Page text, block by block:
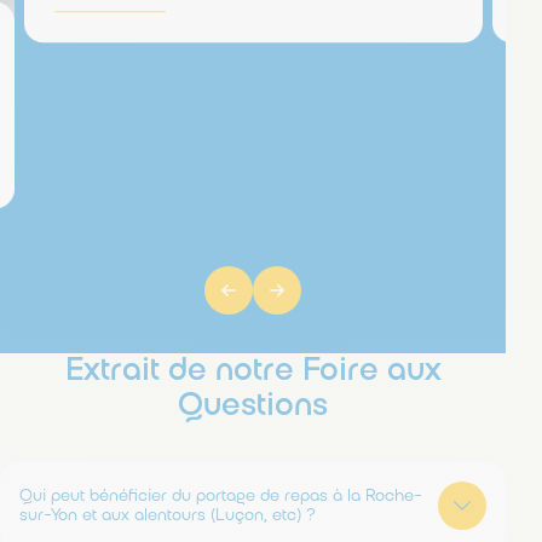
Extrait de notre Foire aux
Questions
Qui peut bénéficier du portage de repas à la Roche-
sur-Yon et aux alentours (Luçon, etc) ?